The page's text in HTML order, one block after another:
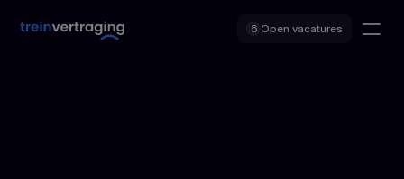
Open vacatures
6